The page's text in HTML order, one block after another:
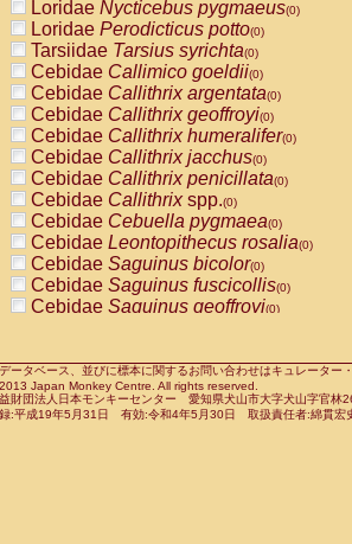
PitheciidaeCacajao calvus
PitheciidaeCallicebus cupreus
PitheciidaeCallicebus donacophilus
PitheciidaeCallicebus moloch
PitheciidaeCallicebus torquatus
PitheciidaeCallicebusspp.(0)
PitheciidaeChiropotes satanas(0)
PitheciidaePithecia monachus
PitheciidaePithecia pithecia(0)
CercopithecidaeCercocebus agilis
CercopithecidaeCercocebus
CercopithecidaeCercocebus
CercopithecidaeCercocebus
CercopithecidaeCercocebus
CercopithecidaeCercocebushybrid
CercopithecidaePapio anubis(0)
CercopithecidaePapio cynocephalus
CercopithecidaePapio hamadryas(0)
Loridae Nycticebus pygmaeus(0)
Loridae Perodicticus potto(0)
Tarsiidae Tarsius syrichta(0)
Cebidae Callimico goeldii(0)
Cebidae Callithrix argentata(0)
Cebidae Callithrix geoffroyi(0)
Cebidae Callithrix humeralifer(0)
Cebidae Callithrix jacchus(0)
Cebidae Callithrix penicillata(0)
Cebidae Callithrixspp.(0)
Cebidae Cebuella pygmaea(0)
Cebidae Leontopithecus rosalia(0)
Cebidae Saguinus bicolor(0)
Cebidae Saguinus fuscicollis(0)
Cebidae Saguinus geoffroyi(0)
CebidaeSaguinus leucopus(0)
CebidaeSaguinus midas(0)
Cebidae Saguinus mystax(0)
ータベース、並びに標本に関するお問い合わせはキュレータ
Japan Monkey Centre. All rights reserved.
財団法人日本モンキーセンター 愛知県犬山市大字犬山字官
:平成19年5月31日 有効:令和4年5月30日 取扱責任者:綿貫宏